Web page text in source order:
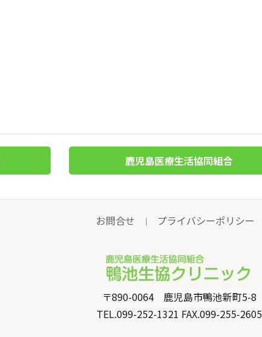
鹿児島医療生活協同組合
お問合せ ｜ プライバシーポリシー
〒890-0064 鹿児島市鴨池新町5-8
TEL.099-252-1321 FAX.099-255-2605